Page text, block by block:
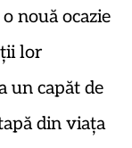
nouă ocazie
lor
un capăt de
din viața